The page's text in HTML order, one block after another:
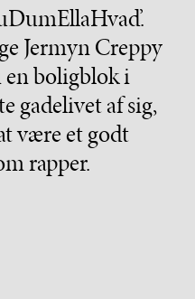
Jermyn Creppy
en boligblok i
gadelivet af sig,
være et godt
rapper.